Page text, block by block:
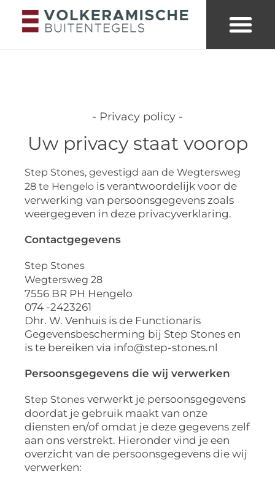
- Privacy policy -
Uw privacy staat voorop
Step Stones, gevestigd aan de Wegtersweg
28 te Hengelo is verantwoordelijk voor de
verwerking van persoonsgegevens zoals
weergegeven in deze privacyverklaring.
Contactgegevens
Step Stones
Wegtersweg 28
7556 BR PH Hengelo
074 -2423261
Dhr. W. Venhuis is de Functionaris
Gegevensbescherming bij Step Stones en
is te bereiken via info@step-stones.nl
Persoonsgegevens die wij verwerken
Step Stones verwerkt je persoonsgegevens
doordat je gebruik maakt van onze
diensten en/of omdat je deze gegevens zelf
aan ons verstrekt. Hieronder vind je een
overzicht van de persoonsgegevens die wij
verwerken: